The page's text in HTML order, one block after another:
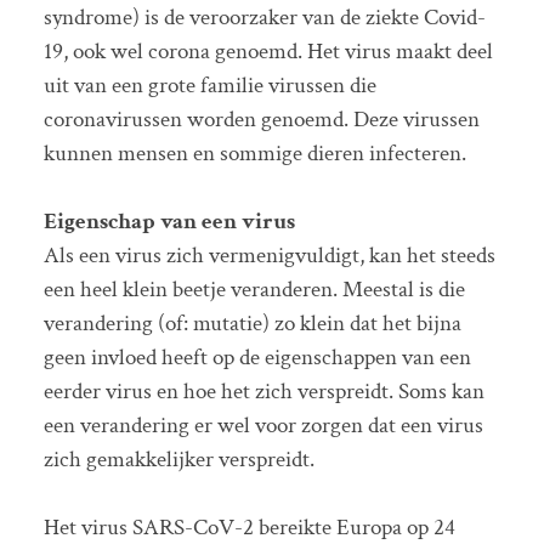
syndrome) is de veroorzaker van de ziekte Covid-
19, ook wel corona genoemd. Het virus maakt deel
uit van een grote familie virussen die
coronavirussen worden genoemd. Deze virussen
kunnen mensen en sommige dieren infecteren.
Eigenschap van een virus
Als een virus zich vermenigvuldigt, kan het steeds
een heel klein beetje veranderen. Meestal is die
verandering (of: mutatie) zo klein dat het bijna
geen invloed heeft op de eigenschappen van een
eerder virus en hoe het zich verspreidt. Soms kan
een verandering er wel voor zorgen dat een virus
zich gemakkelijker verspreidt.
Het virus SARS-CoV-2 bereikte Europa op 24